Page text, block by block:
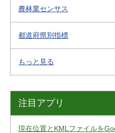
農林業センサス
都道府県別指標
もっと見る
注目アプリ
現在位置とKMLファイルを